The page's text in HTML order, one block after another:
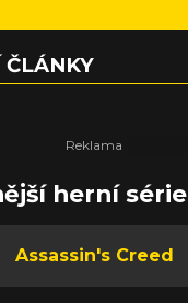
ČLÁNKY
herní série
Assassin's Creed